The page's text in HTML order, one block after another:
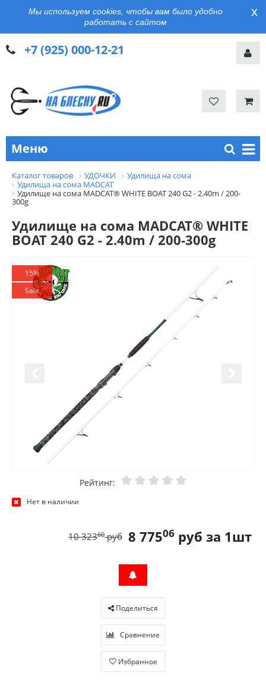
Мы используем cookies, чтобы вам было удобно
работать с сайтом
x
+7 (925) 000-12-21
Меню
Каталог товаров УДОЧКИ
Удилища на сома
Удилища на сома MADCAT
Удилище на сома MADCAT® WHITE BOAT 240 G2 - 2.40m / 200-
300g
Удилище на сома MADCAT® WHITE
BOAT 240 G2 - 2.40m / 200-300g
15%
Sale
Рейтинг:
Нет в наличии
8 77506 руб за 1шт
10 32360руб
Поделиться
Сравнение
Избранное